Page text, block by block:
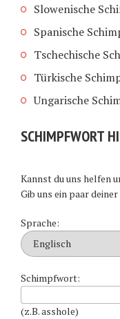
Slowenische
Spanische
Tschechische
Türkische
Ungarische
SCHIMPFWORT
Kannst du uns helfen
Gib uns ein paar
Sprache:
Schimpfwort:
(z.B. asshole)